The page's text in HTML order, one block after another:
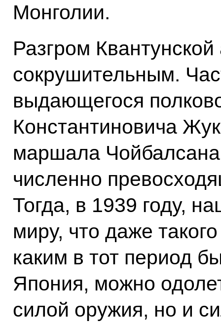
Монголии.
Разгром
сокрушительным.
выдающегося
Константиновича
маршала Чойбалсана
численно
Тогда, в 1939 году,
миру, что даже
каким в тот период
Япония, можно
силой оружия, но и